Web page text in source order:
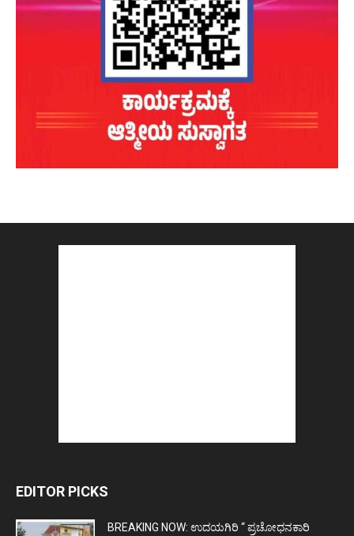
EDITOR PICKS
BREAKING NOW: ಉದಯಗಿರಿ “ ಪ್ರಚೋಧನಕಾರಿ